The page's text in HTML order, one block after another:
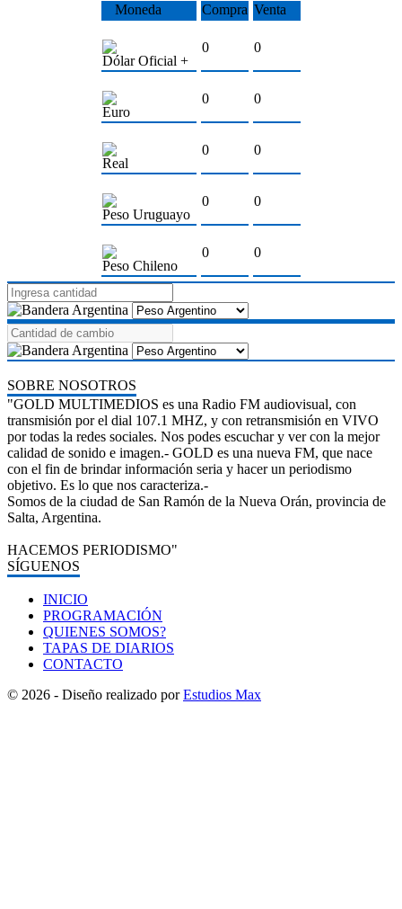
Moneda Compra Venta
Dólar Oficial +
0 0
Euro
0 0
Real
0 0
Peso Uruguayo
0 0
Peso Chileno
0 0
SOBRE NOSOTROS
"GOLD MULTIMEDIOS es una Radio FM audiovisual, con
transmisión por el dial 107.1 MHZ, y con retransmisión en VIVO
por todas la redes sociales. Nos podes escuchar y ver con la mejor
calidad de sonido e imagen.- GOLD es una nueva FM, que nace
con el fin de brindar información seria y hacer un periodismo
objetivo. Es lo que nos caracteriza.-
Somos de la ciudad de San Ramón de la Nueva Orán, provincia de
Salta, Argentina.
HACEMOS PERIODISMO"
SÍGUENOS
INICIO
PROGRAMACIÓN
QUIENES SOMOS?
TAPAS DE DIARIOS
CONTACTO
© 2026 - Diseño realizado porEstudios Max